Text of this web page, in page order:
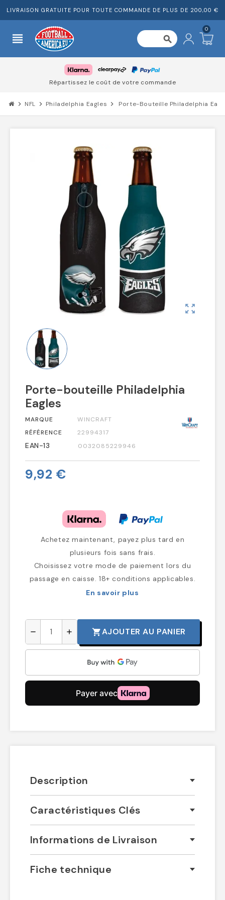
LIVRAISON GRATUITE POUR TOUTE COMMANDE DE PLUS DE 200,00 €
view_headline search
0
Répartissez le coût de votre commande
chevron_right NFL chevron_right Philadelphia Eagles chevron_right Porte-Bouteille Philadelphia
zoom_out_map
Porte-bouteille Philadelphia
Eagles
MARQUE
WINCRAFT
RÉFÉRENCE
22994317
EAN-13 0032085229946
9,92 €
Achetez maintenant, payez plus tard en
plusieurs fois sans frais.
Choisissez votre mode de paiement lors du
passage en caisse. 18+ conditions applicables.
En savoir plus
remove add shopping_cartAJOUTER AU PANIER
Description
Caractéristiques Clés
Informations de Livraison
Fiche technique